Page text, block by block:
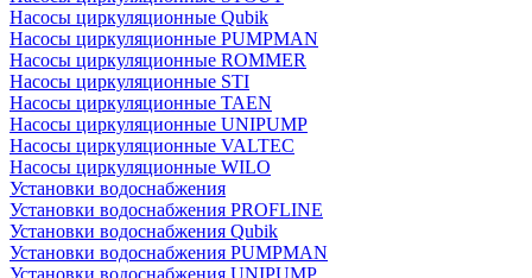
Насосы циркуляционные Qubik
Насосы циркуляционные PUMPMAN
Насосы циркуляционные ROMMER
Насосы циркуляционные STI
Насосы циркуляционные TAEN
Насосы циркуляционные UNIPUMP
Насосы циркуляционные VALTEC
Насосы циркуляционные WILO
Установки водоснабжения
Установки водоснабжения PROFLINE
Установки водоснабжения Qubik
Установки водоснабжения PUMPMAN
Установки водоснабжения UNIPUMP